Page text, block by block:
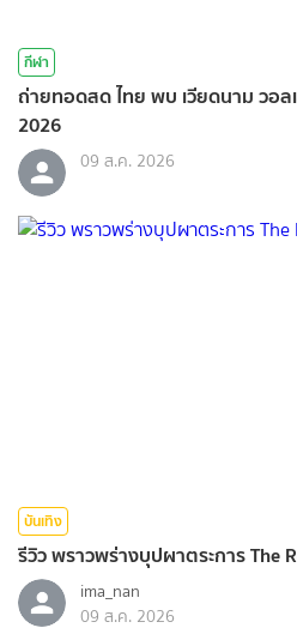
กีฬา
ถ่ายทอดสด ไทย พบ เวียดนาม วอ
2026
09 ส.ค. 2026
บันเทิง
รีวิว พราวพร่างบุปผาตระการ The
ima_nan
09 ส.ค. 2026